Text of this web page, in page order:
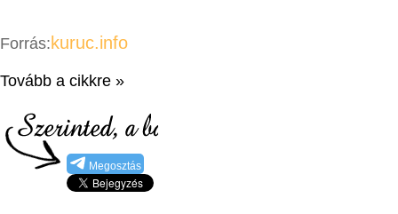
Forrás: kuruc.info
Tovább a cikkre »
Megosztás